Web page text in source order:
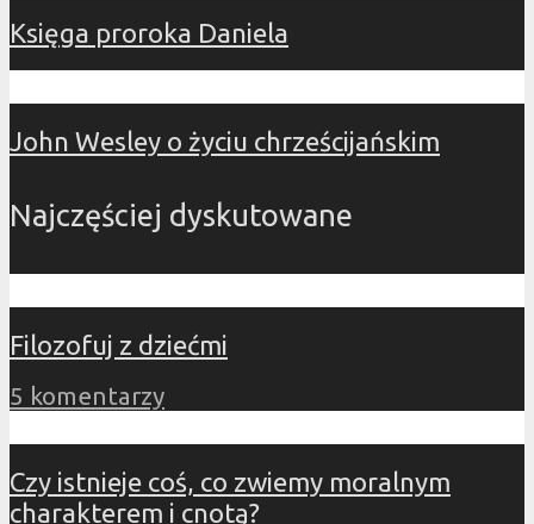
Księga proroka Daniela
John Wesley o życiu chrześcijańskim
Najczęściej dyskutowane
Filozofuj z dziećmi
5 komentarzy
Czy istnieje coś, co zwiemy moralnym
charakterem i cnotą?